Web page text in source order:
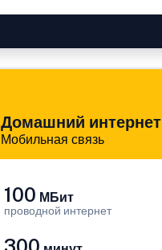
Домашний интернет
Мобильная связь
100 МБит
проводной интернет